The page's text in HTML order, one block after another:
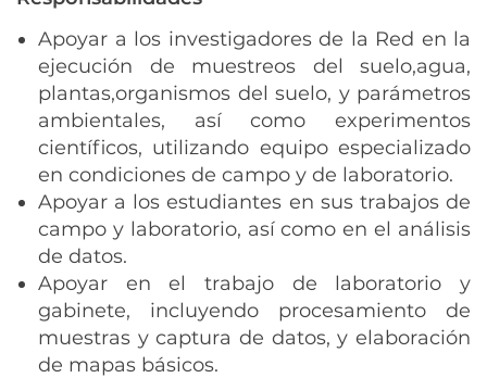
Apoyar a los investigadores de la Red en la
ejecución de muestreos del suelo,agua,
plantas,organismos del suelo, y parámetros
ambientales, así como experimentos
científicos, utilizando equipo especializado
en condiciones de campo y de laboratorio.
Apoyar a los estudiantes en sus trabajos de
campo y laboratorio, así como en el análisis
de datos.
Apoyar en el trabajo de laboratorio y
gabinete, incluyendo procesamiento de
muestras y captura de datos, y elaboración
de mapas básicos.